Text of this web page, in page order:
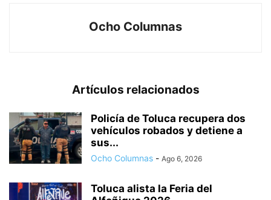
Ocho Columnas
Artículos relacionados
Policía de Toluca recupera dos
vehículos robados y detiene a
sus...
Ocho Columnas - Ago 6, 2026
Toluca alista la Feria del